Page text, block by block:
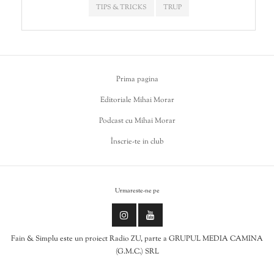
TIPS & TRICKS
TRUP
Prima pagina
Editoriale Mihai Morar
Podcast cu Mihai Morar
Înscrie-te in club
Urmareste-ne pe
Fain & Simplu este un proiect Radio ZU, parte a GRUPUL MEDIA CAMINA
(G.M.C.) SRL